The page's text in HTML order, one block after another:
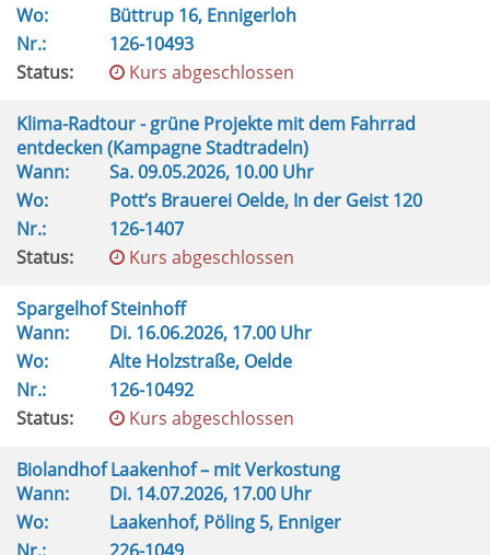
Wo:
Büttrup 16, Ennigerloh
Nr.:
126-10493
Status:
Kurs abgeschlossen
Klima-Radtour - grüne Projekte mit dem Fahrrad
entdecken (Kampagne Stadtradeln)
Wann:
Sa.09.05.2026, 10.00 Uhr
Wo:
Pott’s Brauerei Oelde, In der Geist 120
Nr.:
126-1407
Status:
Kurs abgeschlossen
Spargelhof Steinhoff
Wann:
Di. 16.06.2026, 17.00 Uhr
Wo:
Alte Holzstraße, Oelde
Nr.:
126-10492
Status:
Kurs abgeschlossen
Biolandhof Laakenhof – mit Verkostung
Wann:
Di. 14.07.2026, 17.00 Uhr
Wo:
Laakenhof, Pöling 5, Enniger